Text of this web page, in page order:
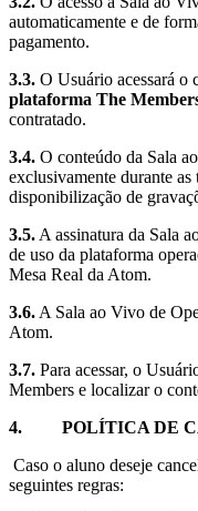
automaticamente e de
pagamento.
3.3. O Usuário acessará o
plataforma The
contratado.
3.4. O conteúdo da Sala
exclusivamente durante
disponibilização de
3.5. A assinatura da Sala
de uso da plataforma
Mesa Real da Atom.
3.6. A Sala ao Vivo de
Atom.
3.7. Para acessar, o
Members e localizar o
4. POLÍTICA DE
Caso o aluno deseje
seguintes regras: